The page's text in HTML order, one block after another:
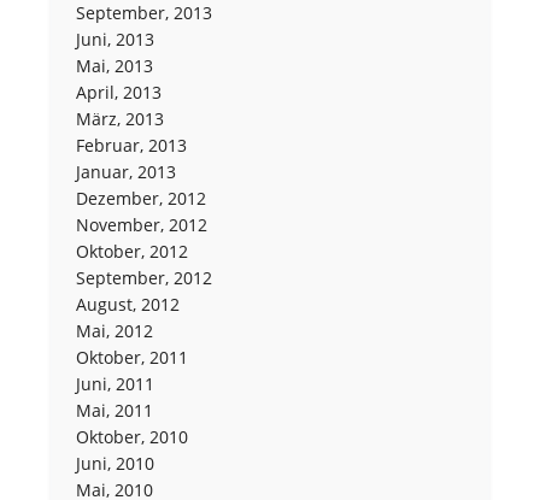
September, 2013
Juni, 2013
Mai, 2013
April, 2013
März, 2013
Februar, 2013
Januar, 2013
Dezember, 2012
November, 2012
Oktober, 2012
September, 2012
August, 2012
Mai, 2012
Oktober, 2011
Juni, 2011
Mai, 2011
Oktober, 2010
Juni, 2010
Mai, 2010